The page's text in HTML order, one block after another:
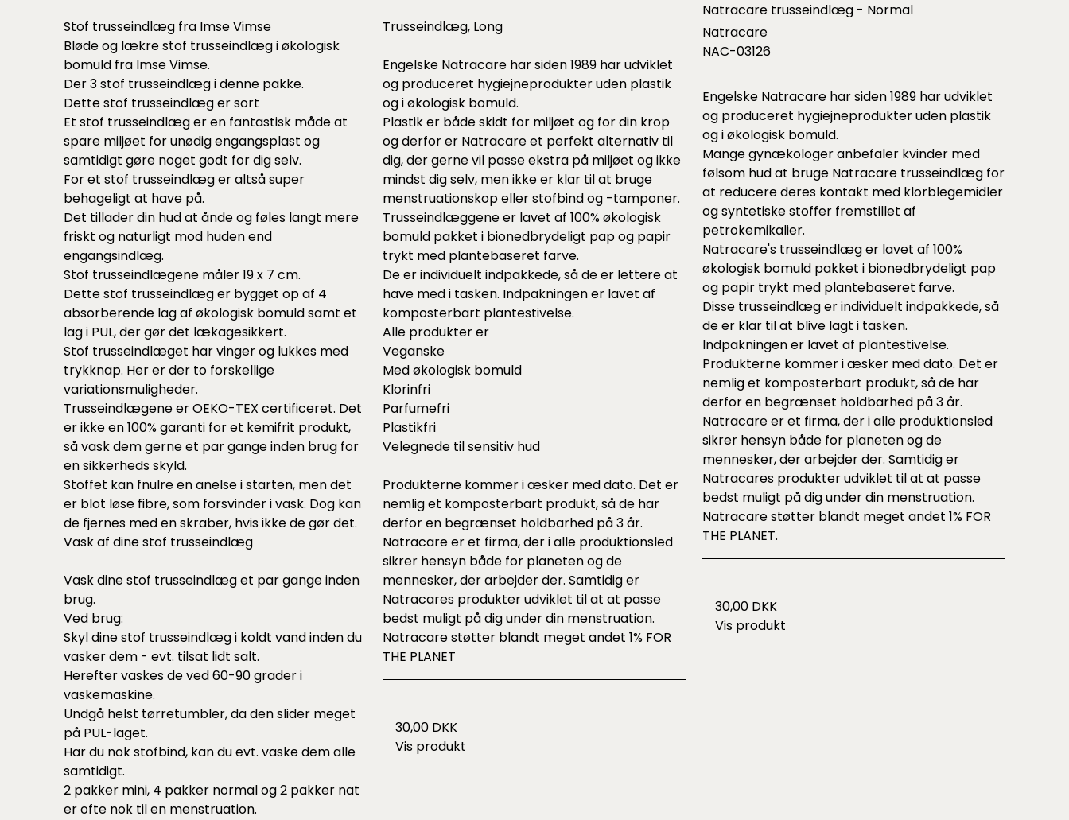
Stof trusseindlæg fra Imse Vimse
Bløde og lækre stof trusseindlæg i økologisk
bomuld fra Imse Vimse.
Der 3 stof trusseindlæg i denne pakke.
Dette stof trusseindlæg er sort
Et stof trusseindlæg er en fantastisk måde at
spare miljøet for unødig engangsplast og
samtidigt gøre noget godt for dig selv.
For et stof trusseindlæg er altså super
behageligt at have på.
Det tillader din hud at ånde og føles langt mere
friskt og naturligt mod huden end
engangsindlæg.
Stof trusseindlægene måler 19 x 7 cm.
Dette stof trusseindlæg er bygget op af 4
absorberende lag af økologisk bomuld samt et
lag i PUL, der gør det lækagesikkert.
Stof trusseindlæget har vinger og lukkes med
trykknap. Her er der to forskellige
variationsmuligheder.
Trusseindlægene er OEKO-TEX certificeret. Det
er ikke en 100% garanti for et kemifrit produkt,
så vask dem gerne et par gange inden brug for
en sikkerheds skyld.
Stoffet kan fnulre en anelse i starten, men det
er blot løse fibre, som forsvinder i vask. Dog kan
de fjernes med en skraber, hvis ikke de gør det.
Vask af dine stof trusseindlæg
Vask dine stof trusseindlæg et par gange inden
brug.
Ved brug:
Skyl dine stof trusseindlæg i koldt vand inden du
vasker dem - evt. tilsat lidt salt.
Herefter vaskes de ved 60-90 grader i
vaskemaskine.
Undgå helst tørretumbler, da den slider meget
på PUL-laget.
Har du nok stofbind, kan du evt. vaske dem alle
samtidigt.
2 pakker mini, 4 pakker normal og 2 pakker nat
er ofte nok til en menstruation.
Trusseindlæg, Long
Engelske Natracare har siden 1989 har udviklet
og produceret hygiejneprodukter uden plastik
og i økologisk bomuld.
Plastik er både skidt for miljøet og for din krop
og derfor er Natracare et perfekt alternativ til
dig, der gerne vil passe ekstra på miljøet og ikke
mindst dig selv, men ikke er klar til at bruge
menstruationskop eller stofbind og -tamponer.
Trusseindlæggene er lavet af 100% økologisk
bomuld pakket i bionedbrydeligt pap og papir
trykt med plantebaseret farve.
De er individuelt indpakkede, så de er lettere at
have med i tasken. Indpakningen er lavet af
komposterbart plantestivelse.
Alle produkter er
Veganske
Med økologisk bomuld
Klorinfri
Parfumefri
Plastikfri
Velegnede til sensitiv hud
Produkterne kommer i æsker med dato. Det er
nemlig et komposterbart produkt, så de har
derfor en begrænset holdbarhed på 3 år.
Natracare er et firma, der i alle produktionsled
sikrer hensyn både for planeten og de
mennesker, der arbejder der. Samtidig er
Natracares produkter udviklet til at at passe
bedst muligt på dig under din menstruation.
Natracare støtter blandt meget andet 1% FOR
THE PLANET
30,00 DKK
Vis produkt
Natracare trusseindlæg - Normal
Natracare
NAC-03126
Engelske Natracare har siden 1989 har udviklet
og produceret hygiejneprodukter uden plastik
og i økologisk bomuld.
Mange gynækologer anbefaler kvinder med
følsom hud at bruge Natracare trusseindlæg for
at reducere deres kontakt med klorblegemidler
og syntetiske stoffer fremstillet af
petrokemikalier.
Natracare's trusseindlæg er lavet af 100%
økologisk bomuld pakket i bionedbrydeligt pap
og papir trykt med plantebaseret farve.
Disse trusseindlæg er individuelt indpakkede, så
de er klar til at blive lagt i tasken.
Indpakningen er lavet af plantestivelse.
Produkterne kommer i æsker med dato. Det er
nemlig et komposterbart produkt, så de har
derfor en begrænset holdbarhed på 3 år.
Natracare er et firma, der i alle produktionsled
sikrer hensyn både for planeten og de
mennesker, der arbejder der. Samtidig er
Natracares produkter udviklet til at at passe
bedst muligt på dig under din menstruation.
Natracare støtter blandt meget andet 1% FOR
THE PLANET.
30,00 DKK
Vis produkt